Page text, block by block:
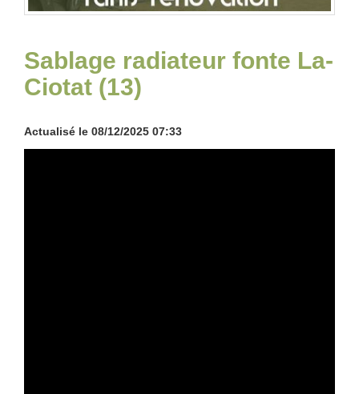
Sablage radiateur fonte La-
Ciotat (13)
Actualisé le 08/12/2025 07:33